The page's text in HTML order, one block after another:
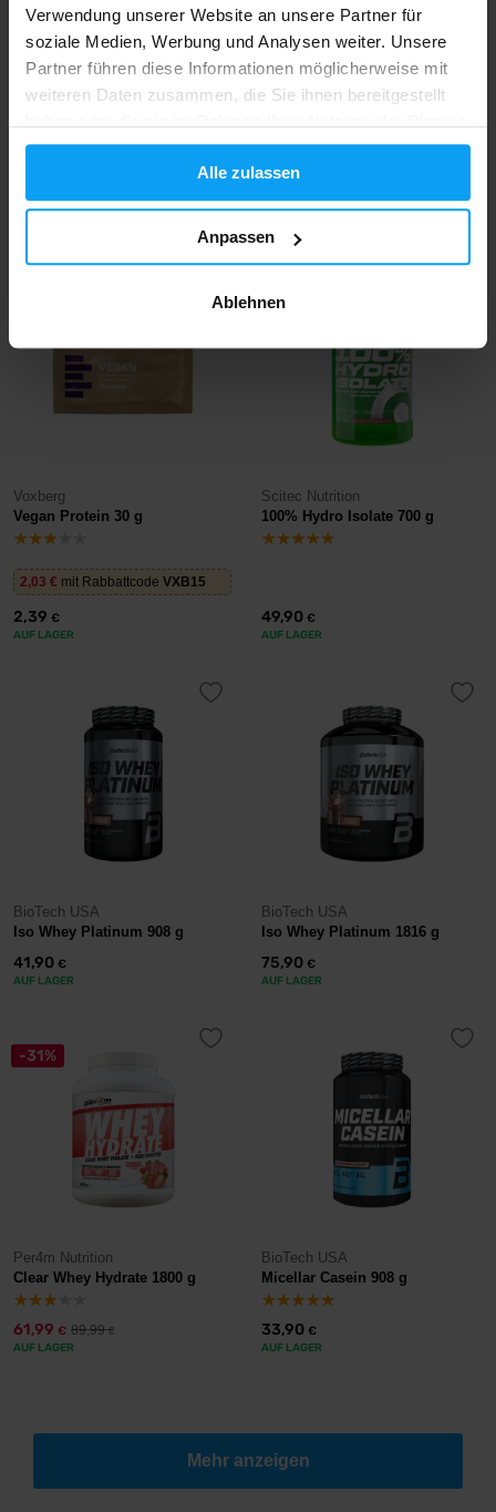
Verwendung unserer Website an unsere Partner für
soziale Medien, Werbung und Analysen weiter. Unsere
Partner führen diese Informationen möglicherweise mit
weiteren Daten zusammen, die Sie ihnen bereitgestellt
gesammelt haben.
Alle zulassen
Anpassen
Ablehnen
Prom-In
CFM Isoclear 1000 g
42,99€ 44,49€
Kompava
Wellness Daily Protein 525 g
29,49€
Voxberg
Vegan Protein 30 g
2,03 € mit Rabbattcode VXB15
2,39 €
AUF LAGER
Scitec Nutrition
100% Hydro Isolate 700 g
49,90 €
AUF LAGER
BioTech USA
Iso Whey Platinum 908 g
41,90 €
AUF LAGER
BioTech USA
Iso Whey Platinum 1816 g
75,90 €
AUF LAGER
-31%
Per4m Nutrition
Clear Whey Hydrate 1800 g
61,99 € 89,99€
AUF LAGER
BioTech USA
Micellar Casein 908 g
33,90 €
AUF LAGER
Mehr anzeigen